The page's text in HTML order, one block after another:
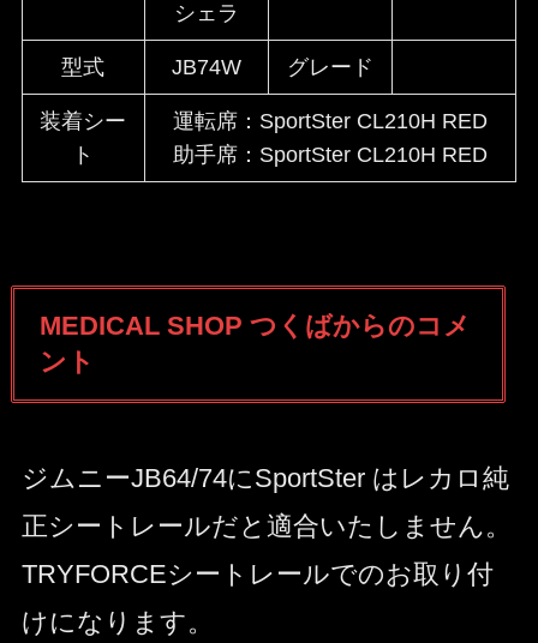
シェラ
型式 JB74W グレード
装着シー
ト
運転席：SportSter CL210H RED
助手席：SportSter CL210H RED
MEDICAL SHOP つくばからのコメ
ント
ジムニーJB64/74にSportSter はレカロ純
正シートレールだと適合いたしません。
TRYFORCEシートレールでのお取り付
けになります。